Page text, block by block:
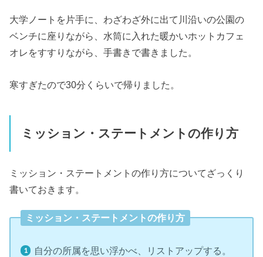
大学ノートを片手に、わざわざ外に出て川沿いの公園の
ベンチに座りながら、水筒に入れた暖かいホットカフェ
オレをすすりながら、手書きで書きました。
寒すぎたので30分くらいで帰りました。
ミッション・ステートメントの作り方
ミッション・ステートメントの作り方についてざっくり
書いておきます。
ミッション・ステートメントの作り方
自分の所属を思い浮かべ、リストアップする。